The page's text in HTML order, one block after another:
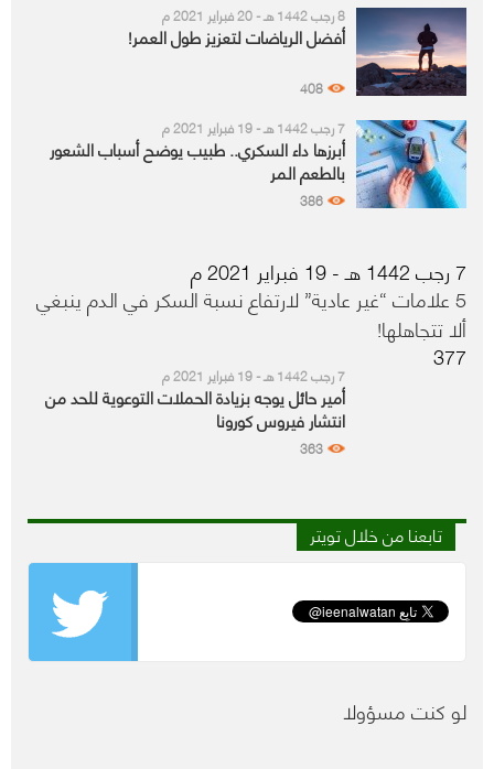
8 رجب 1442 هـ - 20 فبراير 2021 م
أفضل الرياضات لتعزيز طول العمر!
408
7 رجب 1442 هـ - 19 فبراير 2021 م
أبرزها داء السكري.. طبيب يوضح أسباب الشعور
بالطعم المر
386
7 رجب 1442 هـ - 19 فبراير 2021 م
5 علامات “غير عادية” لارتفاع نسبة السكر في الدم ينبغي
ألا تتجاهلها!
377
7 رجب 1442 هـ - 19 فبراير 2021 م
أمير حائل يوجه بزيادة الحملات التوعوية للحد من
انتشار فيروس كورونا
363
تابعنا من خلال تويتر
لو كنت مسؤولا